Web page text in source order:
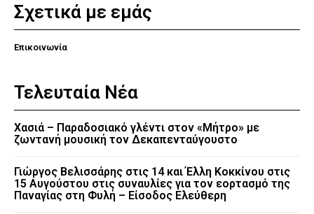
Σχετικά με εμάς
Επικοινωνία
Τελευταία Νέα
Χασιά – Παραδοσιακό γλέντι στον «Μήτρο» με
ζωντανή μουσική τον Δεκαπενταύγουστο
Γιώργος Βελισσάρης στις 14 και Έλλη Κοκκίνου στις
15 Αυγούστου στις συναυλίες για τον εορτασμό της
Παναγίας στη Φυλή – Είσοδος Ελεύθερη